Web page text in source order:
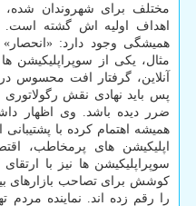
مختلف برای شهروندان شده،
اهداف اولیه اش گشته است.
همیشگی وجود دارد: «انحصار»
مثال، یکی از سوپراپلیکیشن
آنلاین، گرفتار افت
پس باید نهادی نقش رگولاتوری
ضرر دیده باشد. وی اظهار
همیشه اهتمام کرده با
اپلیکیشن های پرمخاطب،
سوپراپلیکیشن ها نیز با
کوشش برای تصاحب بازارهای
را رقم زده اند. نماینده مردم